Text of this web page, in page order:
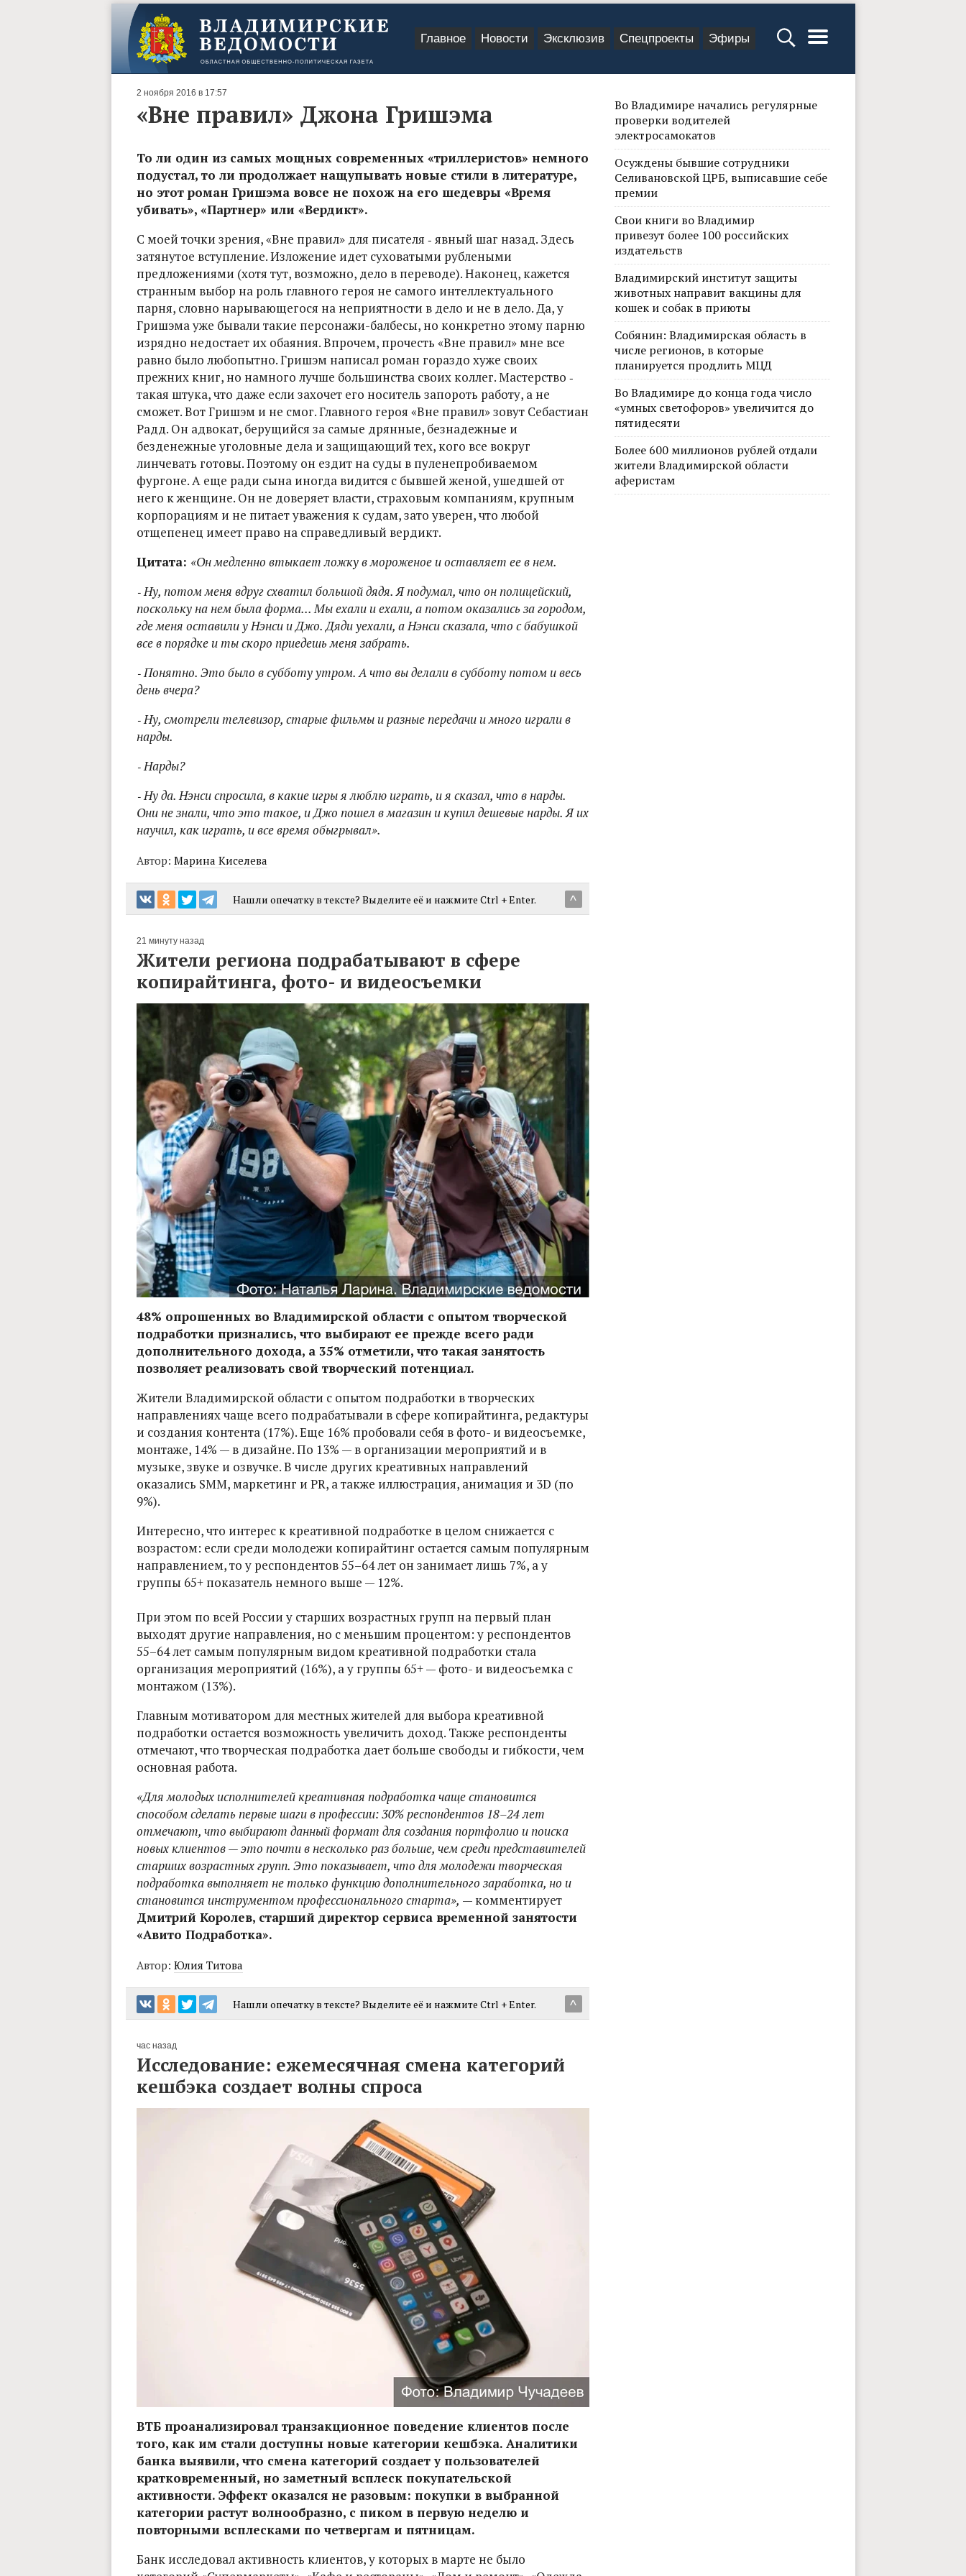
Главное Новости Эксклюзив Спецпроекты Эфиры
2 ноября 2016 в 17:57
«Вне правил» Джона Гришэма
То ли один из самых мощных современных «триллеристов» немного
подустал, то ли продолжает нащупывать новые стили в литературе,
но этот роман Гришэма вовсе не похож на его шедевры «Время
убивать», «Партнер» или «Вердикт».
С моей точки зрения, «Вне правил» для писателя ‑ явный шаг назад. Здесь
затянутое вступление. Изложение идет суховатыми рублеными
предложениями (хотя тут, возможно, дело в переводе). Наконец, кажется
странным выбор на роль главного героя не самого интеллектуального
парня, словно нарывающегося на неприятности в дело и не в дело. Да, у
Гришэма уже бывали такие персонажи-балбесы, но конкретно этому парню
изрядно недостает их обаяния. Впрочем, прочесть «Вне правил» мне все
равно было любопытно. Гришэм написал роман гораздо хуже своих
прежних книг, но намного лучше большинства своих коллег. Мастерство ‑
такая штука, что даже если захочет его носитель запороть работу, а не
сможет. Вот Гришэм и не смог. Главного героя «Вне правил» зовут Себастиан
Радд. Он адвокат, берущийся за самые дрянные, безнадежные и
безденежные уголовные дела и защищающий тех, кого все вокруг
линчевать готовы. Поэтому он ездит на суды в пуленепробиваемом
фургоне. А еще ради сына иногда видится с бывшей женой, ушедшей от
него к женщине. Он не доверяет власти, страховым компаниям, крупным
корпорациям и не питает уважения к судам, зато уверен, что любой
отщепенец имеет право на справедливый вердикт.
Цитата: «Он медленно втыкает ложку в мороженое и оставляет ее в нем.
‑ Ну, потом меня вдруг схватил большой дядя. Я подумал, что он полицейский,
поскольку на нем была форма... Мы ехали и ехали, а потом оказались за городом,
где меня оставили у Нэнси и Джо. Дяди уехали, а Нэнси сказала, что с бабушкой
все в порядке и ты скоро приедешь меня забрать.
‑ Понятно. Это было в субботу утром. А что вы делали в субботу потом и весь
день вчера?
‑ Ну, смотрели телевизор, старые фильмы и разные передачи и много играли в
нарды.
‑ Нарды?
‑ Ну да. Нэнси спросила, в какие игры я люблю играть, и я сказал, что в нарды.
Они не знали, что это такое, и Джо пошел в магазин и купил дешевые нарды. Я их
научил, как играть, и все время обыгрывал».
Автор: Марина Киселева
^
Нашли опечатку в тексте? Выделите её и нажмите Ctrl + Enter.
21 минуту назад
Жители региона подрабатывают в сфере
копирайтинга, фото- и видеосъемки
48% опрошенных во Владимирской области с опытом творческой
подработки признались, что выбирают ее прежде всего ради
дополнительного дохода, а 35% отметили, что такая занятость
позволяет реализовать свой творческий потенциал.
Жители Владимирской области с опытом подработки в творческих
направлениях чаще всего подрабатывали в сфере копирайтинга, редактуры
и создания контента (17%). Еще 16% пробовали себя в фото- и видеосъемке,
монтаже, 14% — в дизайне. По 13% — в организации мероприятий и в
музыке, звуке и озвучке. В числе других креативных направлений
оказались SMM, маркетинг и PR, а также иллюстрация, анимация и 3D (по
9%).
Интересно, что интерес к креативной подработке в целом снижается с
возрастом: если среди молодежи копирайтинг остается самым популярным
направлением, то у респондентов 55–64 лет он занимает лишь 7%, а у
группы 65+ показатель немного выше — 12%.
При этом по всей России у старших возрастных групп на первый план
выходят другие направления, но с меньшим процентом: у респондентов
55–64 лет самым популярным видом креативной подработки стала
организация мероприятий (16%), а у группы 65+ — фото- и видеосъемка с
монтажом (13%).
Главным мотиватором для местных жителей для выбора креативной
подработки остается возможность увеличить доход. Также респонденты
отмечают, что творческая подработка дает больше свободы и гибкости, чем
основная работа.
«Для молодых исполнителей креативная подработка чаще становится
способом сделать первые шаги в профессии: 30% респондентов 18–24 лет
отмечают, что выбирают данный формат для создания портфолио и поиска
новых клиентов — это почти в несколько раз больше, чем среди представителей
старших возрастных групп. Это показывает, что для молодежи творческая
подработка выполняет не только функцию дополнительного заработка, но и
становится инструментом профессионального старта», — комментирует
Дмитрий Королев, старший директор сервиса временной занятости
«Авито Подработка».
Автор: Юлия Титова
^
Нашли опечатку в тексте? Выделите её и нажмите Ctrl + Enter.
час назад
Исследование: ежемесячная смена категорий
кешбэка создает волны спроса
ВТБ проанализировал транзакционное поведение клиентов после
того, как им стали доступны новые категории кешбэка. Аналитики
банка выявили, что смена категорий создает у пользователей
кратковременный, но заметный всплеск покупательской
активности. Эффект оказался не разовым: покупки в выбранной
категории растут волнообразно, с пиком в первую неделю и
повторными всплесками по четвергам и пятницам.
Банк исследовал активность клиентов, у которых в марте не было
Во Владимире начались регулярные
проверки водителей
электросамокатов
Осуждены бывшие сотрудники
Селивановской ЦРБ, выписавшие себе
премии
Свои книги во Владимир
привезут более 100 российских
издательств
Владимирский институт защиты
животных направит вакцины для
кошек и собак в приюты
Собянин: Владимирская область в
числе регионов, в которые
планируется продлить МЦД
Во Владимире до конца года число
«умных светофоров» увеличится до
пятидесяти
Более 600 миллионов рублей отдали
жители Владимирской области
аферистам